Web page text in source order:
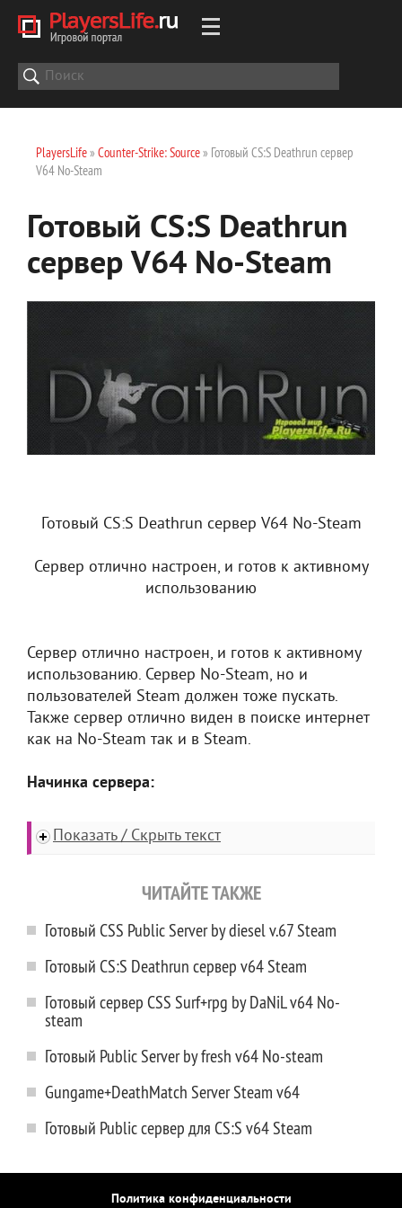
PlayersLife» Counter-Strike: Source» Готовый CS:S Deathrun сервер
V64 No-Steam
Готовый CS:S Deathrun
сервер V64 No-Steam
Готовый CS:S Deathrun сервер V64 No-Steam
Сервер отлично настроен, и готов к активному
использованию
Сервер отлично настроен, и готов к активному
использованию. Сервер No-Steam, но и
пользователей Steam должен тоже пускать.
Также сервер отлично виден в поиске интернет
как на No-Steam так и в Steam.
Начинка сервера:
Показать / Скрыть текст
ЧИТАЙТЕ ТАКЖЕ
Готовый CSS Public Server by diesel v.67 Steam
Готовый CS:S Deathrun сервер v64 Steam
Готовый сервер CSS Surf+rpg by DaNiL v64 No-
steam
Готовый Public Server by fresh v64 No-steam
Gungame+DeathMatch Server Steam v64
Готовый Public сервер для CS:S v64 Steam
Политика конфиденциальности